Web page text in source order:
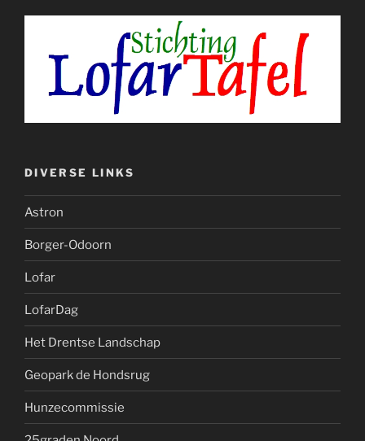
DIVERSE LINKS
Astron
Borger-Odoorn
Lofar
LofarDag
Het Drentse Landschap
Geopark de Hondsrug
Hunzecommissie